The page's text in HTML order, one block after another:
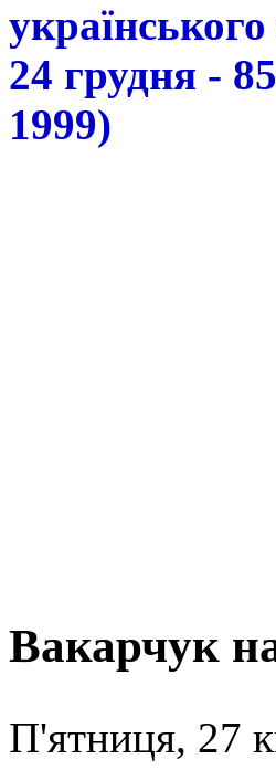
24 грудня -
1999)
Вакарчук
П'ятниця, 27